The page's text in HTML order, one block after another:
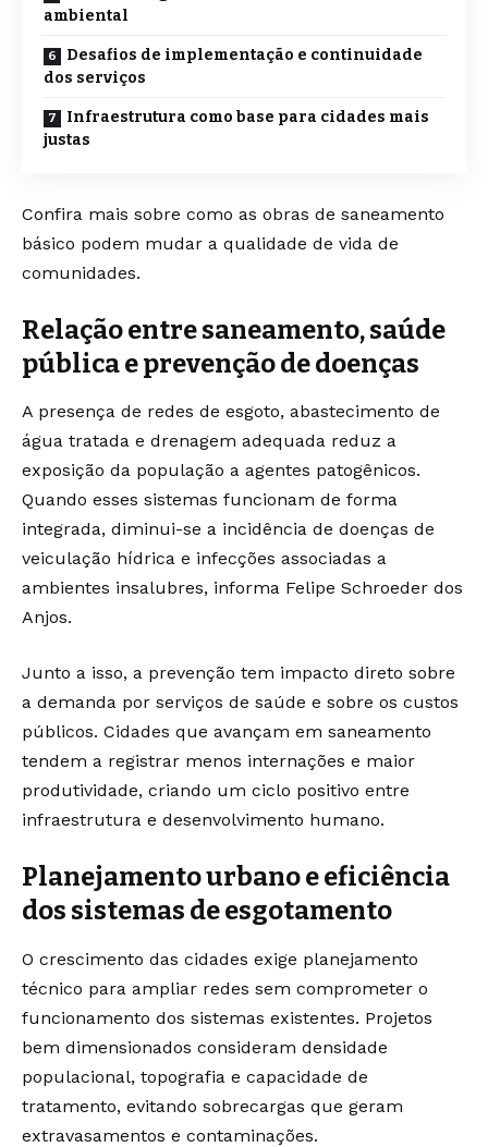
ambiental
Desafios de implementação e continuidade
dos serviços
Infraestrutura como base para cidades mais
justas
Confira mais sobre como as obras de saneamento
básico podem mudar a qualidade de vida de
comunidades.
Relação entre saneamento, saúde
pública e prevenção de doenças
A presença de redes de esgoto, abastecimento de
água tratada e drenagem adequada reduz a
exposição da população a agentes patogênicos.
Quando esses sistemas funcionam de forma
integrada, diminui-se a incidência de doenças de
veiculação hídrica e infecções associadas a
ambientes insalubres, informa Felipe Schroeder dos
Anjos.
Junto a isso, a prevenção tem impacto direto sobre
a demanda por serviços de saúde e sobre os custos
públicos. Cidades que avançam em saneamento
tendem a registrar menos internações e maior
produtividade, criando um ciclo positivo entre
infraestrutura e desenvolvimento humano.
Planejamento urbano e eficiência
dos sistemas de esgotamento
O crescimento das cidades exige planejamento
técnico para ampliar redes sem comprometer o
funcionamento dos sistemas existentes. Projetos
bem dimensionados consideram densidade
populacional, topografia e capacidade de
tratamento, evitando sobrecargas que geram
extravasamentos e contaminações.